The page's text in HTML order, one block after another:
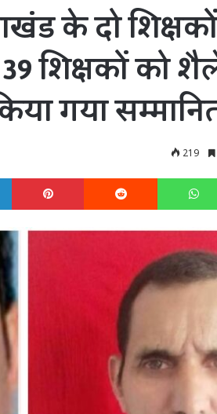
के दो
39 शिक्षकों को
गया
219
LinkedIn Pinterest Reddit